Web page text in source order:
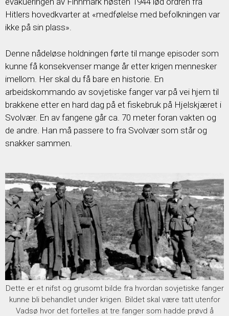
Hitlers hovedkvarter at «medfølelse med befolkningen var
ikke på sin plass».
Denne nådeløse holdningen førte til mange episoder som
kunne få konsekvenser mange år etter krigen mennesker
imellom. Her skal du få bare en historie. En
arbeidskommando av sovjetiske fanger var på vei hjem til
brakkene etter en hard dag på et fiskebruk på Hjelskjæret i
Svolvær. En av fangene går ca. 70 meter foran vakten og
de andre. Han må passere to fra Svolvær som står og
snakker sammen.
Dette er et nifst og grusomt bilde fra hvordan sovjetiske fanger
kunne bli behandlet under krigen. Bildet skal være tatt utenfor
Vadsø hvor det fortelles at tre fanger som hadde prøvd å